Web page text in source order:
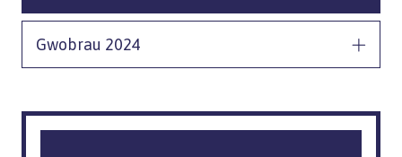
Gwobrau 2024